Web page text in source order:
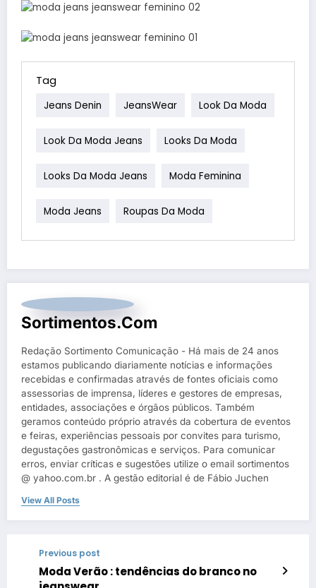
Tag
Jeans Denin JeansWear Look Da Moda
Look Da Moda Jeans Looks Da Moda
Looks Da Moda Jeans Moda Feminina
Moda Jeans Roupas Da Moda
Sortimentos.com
Redação Sortimento Comunicação - Há mais de 24 anos
estamos publicando diariamente notícias e informações
recebidas e confirmadas através de fontes oficiais como
assessorias de imprensa, líderes e gestores de empresas,
entidades, associações e órgãos públicos. Também
geramos conteúdo próprio através da cobertura de eventos
e feiras, experiências pessoais por convites para turismo,
degustações gastronômicas e serviços. Para comunicar
erros, enviar críticas e sugestões utilize o email sortimentos
@ yahoo.com.br . A gestão editorial é de Fábio Juchen
View All Posts
Previous post
Moda Verão : tendências do branco no